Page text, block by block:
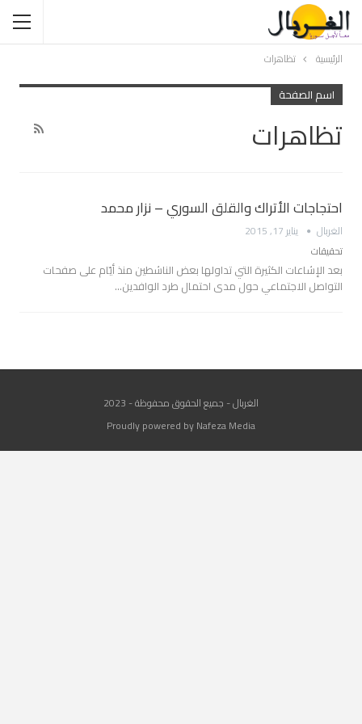
الرئيسية تظاهرات
اسم الصفحة
تظاهرات
احتجاجات الأتراك والقلق السوري – نزار محمد
الغربال
يناير 17, 2015
تحقيقات
بعد الإشاعات الكثيرة التي تداولها بعض الناشطين منذ أيّام على صفحات
التواصل الاجتماعي حول مدى احتمال طرد الوافدين…
الغربال - جميع الحقوق محفوظة - 2023
Proudly powered by Nafeza Media